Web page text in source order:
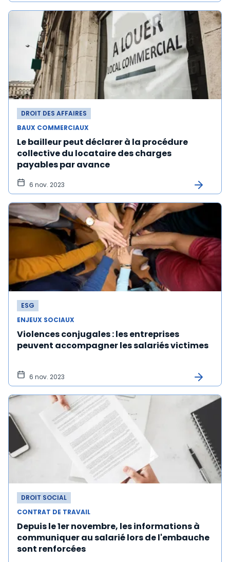
DROIT DES AFFAIRES
BAUX COMMERCIAUX
Le bailleur peut déclarer à la procédure
collective du locataire des charges
payables par avance
6 nov. 2023
ESG
ENJEUX SOCIAUX
Violences conjugales : les entreprises
peuvent accompagner les salariés victimes
6 nov. 2023
DROIT SOCIAL
CONTRAT DE TRAVAIL
Depuis le 1er novembre, les informations à
communiquer au salarié lors de l'embauche
sont renforcées